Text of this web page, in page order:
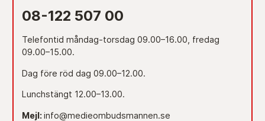
08-122 507 00
Telefontid måndag-torsdag 09.00–16.00, fredag
09.00–15.00.
Dag före röd dag 09.00–12.00.
Lunchstängt 12.00–13.00.
Mejl: info@medieombudsmannen.se